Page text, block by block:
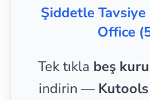
Şiddetle
Office
Tek tıkla beş
indirin —